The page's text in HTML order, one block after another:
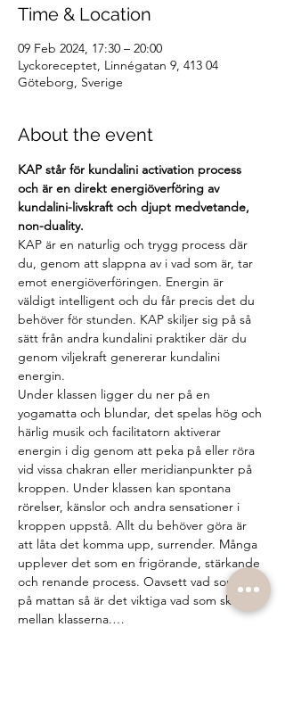
Time & Location
09 Feb 2024, 17:30 – 20:00
Lyckoreceptet, Linnégatan 9, 413 04
Göteborg, Sverige
About the event
KAP står för kundalini activation process
och är en direkt energiöverföring av
kundalini-livskraft och djupt medvetande,
non-duality.
KAP är en naturlig och trygg process där
du, genom att slappna av i vad som är, tar
emot energiöverföringen. Energin är
väldigt intelligent och du får precis det du
behöver för stunden. KAP skiljer sig på så
sätt från andra kundalini praktiker där du
genom viljekraft genererar kundalini
energin.
Under klassen ligger du ner på en
yogamatta och blundar, det spelas hög och
härlig musik och facilitatorn aktiverar
energin i dig genom att peka på eller röra
vid vissa chakran eller meridianpunkter på
kroppen. Under klassen kan spontana
rörelser, känslor och andra sensationer i
kroppen uppstå. Allt du behöver göra är
att låta det komma upp, surrender. Många
upplever det som en frigörande, stärkande
och renande process. Oavsett vad som sker
på mattan så är det viktiga vad som sker
mellan klasserna.…